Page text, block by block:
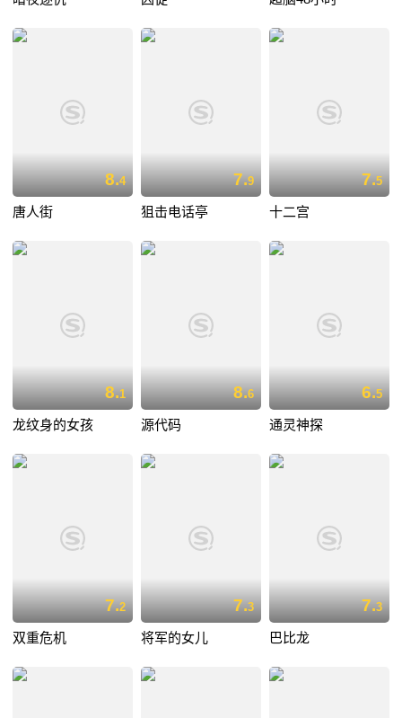
8.4
唐人街
7.9
狙击电话亭
7.5
十二宫
8.1
龙纹身的女孩
8.6
源代码
6.5
通灵神探
7.2
双重危机
7.3
将军的女儿
7.3
巴比龙